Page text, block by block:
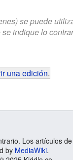
se puede
indique lo
una edición.
Los artículos
by MediaWiki.